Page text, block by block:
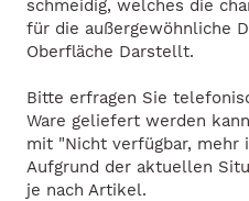
schmeidig, welches die
für die außergewöhnliche
Oberfläche Darstellt.
Bitte erfragen Sie
Ware geliefert werden
mit "Nicht verfügbar,
Aufgrund der aktuellen
je nach Artikel.